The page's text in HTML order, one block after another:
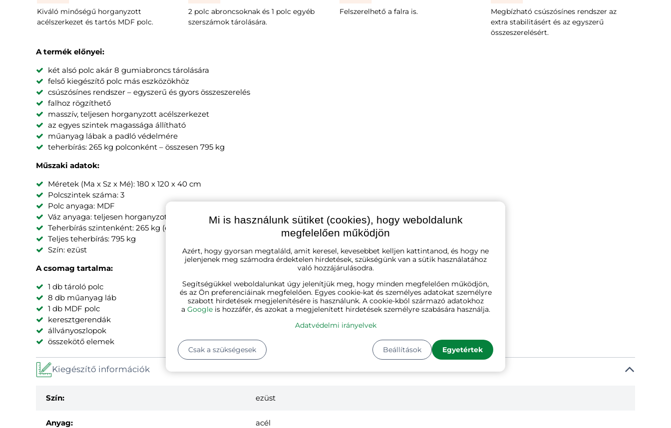
Kiváló minőségű horganyzott
acélszerkezet és tartós MDF polc.
2 polc abroncsoknak és 1 polc egyéb
szerszámok tárolására.
Felszerelhető a falra is.
Megbízható csúszósínes rendszer az
extra stabilitásért és az egyszerű
összeszerelésért.
A termék előnyei:
két alsó polc akár 8 gumiabroncs tárolására
felső kiegészítő polc más eszközökhöz
csúszósínes rendszer – egyszerű és gyors összeszerelés
falhoz rögzíthető
masszív, teljesen horganyzott acélszerkezet
az egyes szintek magassága állítható
műanyag lábak a padló védelmére
teherbírás: 265 kg polconként – összesen 795 kg
Műszaki adatok:
Méretek (Ma x Sz x Mé): 180 x 120 x 40 cm
Polcszintek száma: 3
Polc anyaga: MDF
Váz anyaga: teljesen horganyzott acél
Teherbírás szintenként: 265 kg (egyenletes elosztás mellett)
Teljes teherbírás: 795 kg
Szín: ezüst
A csomag tartalma:
1 db tároló polc
8 db műanyag láb
1 db MDF polc
keresztgerendák
állványoszlopok
összekötő elemek
Kiegészítő információk
Szín: ezüst
Anyag: acél
Mi is használunk sütiket (cookies), hogy weboldalunk
megfelelően működjön
Azért, hogy gyorsan megtaláld, amit keresel, kevesebbet kelljen kattintanod, és hogy ne
jelenjenek meg számodra érdektelen hirdetések, szükségünk van a sütik használatához
való hozzájárulásodra.
Segítségükkel weboldalunkat úgy jelenítjük meg, hogy minden megfelelően működjön,
és az Ön preferenciáinak megfelelően. Egyes cookie-kat és személyes adatokat személyre
szabott hirdetések megjelenítésére is használunk. A cookie-kból származó adatokhoz
a Googleis hozzáfér, és azokat a megjelenített hirdetések személyre szabására használja.
Adatvédelmi irányelvek
Beállítások Egyetértek
Csak a szükségesek